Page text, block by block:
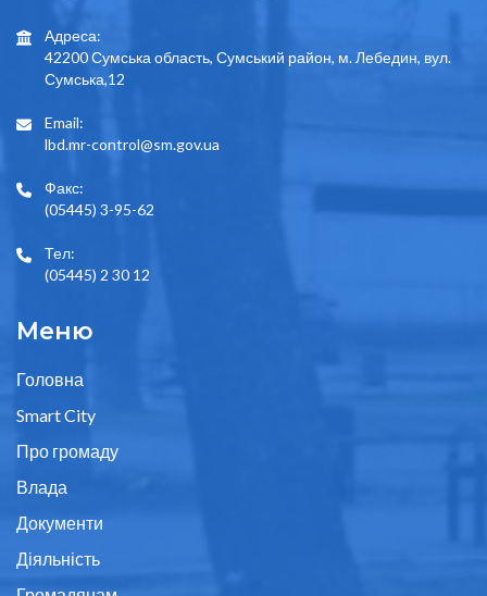
Адреса:
42200 Сумська область, Сумський район, м. Лебедин, вул.
Сумська,12
Email:
lbd.mr-control@sm.gov.ua
Факс:
(05445) 3-95-62
Тел:
(05445) 2 30 12
Меню
Головна
Smart City
Про громаду
Влада
Документи
Діяльність